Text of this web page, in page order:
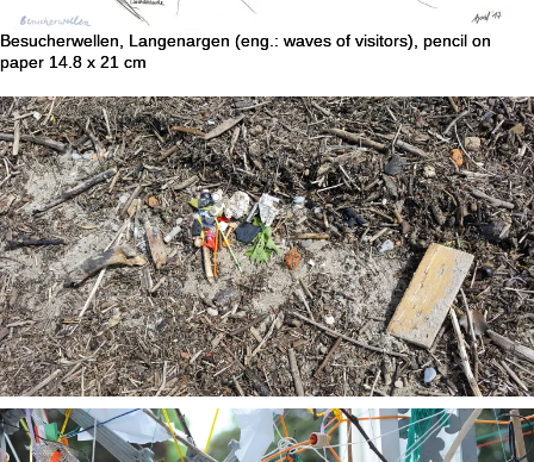
Besucherwellen, Langenargen (eng.: waves of visitors), pencil on
paper 14.8 x 21 cm